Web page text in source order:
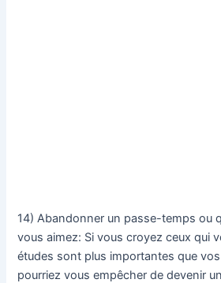
14) Abandonner un passe-temps ou
vous aimez: Si vous croyez ceux qui
études sont plus importantes que
pourriez vous empêcher de devenir